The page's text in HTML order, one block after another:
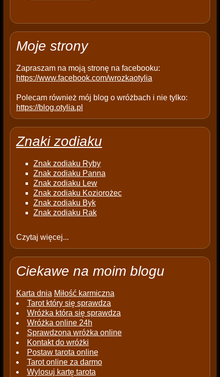
e
p
y
Moje strony
Zapraszam na moją stronę na facebooku:
https://www.facebook.com/wrozkaotylia
Polecam również mój blog o wróżbach i nie tylko:
https://blog.otylia.pl
Znaki zodiaku
Znak zodiaku Ryby
Znak zodiaku Panna
Znak zodiaku Lew
Znak zodiaku Koziorożec
Znak zodiaku Byk
Znak zodiaku Rak
Czytaj więcej...
Ciekawe na moim blogu
Karta dnia Miłość karmiczna
Tarot który się sprawdza
Wróżka która się sprawdza
Wróżka online 24h
Sprawdzona wróżka online
Kontakt do wróżki
Postaw tarota online
Tarot online za darmo
Wylosuj kartę tarota